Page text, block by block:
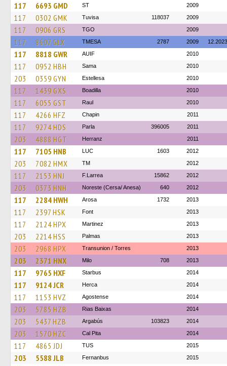
117 6693 GMD ST 2009
117 0302 GMK Tuvisa 118037 2009
117 0906 GRS TGO 2009
117 8607 GLX TMESA 2787 2009 12.2023
117 8818 GWR AUIF 2010
117 0952 HBH Sama 2010
203 0359 GYN Estellesa 2010
117 1439 GXS Boadilla 2010
117 6055 GST Raul 2010
117 4266 HFZ Chapin 2011
117 9274 HDS Parla 396005 2011
203 4888 HGT Herranz 2011
117 7105 HNB LUC 1603 2012
203 7082 HMX TM 2012
117 2153 HNJ F.Larrea 15862 2012
203 0373 HNH Noreste (Cersa/ Anesa) 640 2012
117 2284 HWH Arosa 1732 2013
117 2397 HSK Font 2013
117 2124 HPX Martinez 2013
203 2214 HSS Palmas 2013
203 2968 HPX Transunion / Torres 2013
203 2371 HNX Milo 708 2013
117 9765 HXF Starbus 2014
117 9124 JCR Herca 2014
117 1153 HVZ Agostense 2014
203 5785 HZB Rias Baixas 2014
203 5437 HZB Argabús 103823 2014
203 1570 HZC Cal Pita 2014
117 4865 JDJ TUS 2015
203 5588 JLB Fernanbus 2015